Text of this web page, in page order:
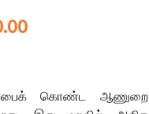
கொண்ட ஆணுறை